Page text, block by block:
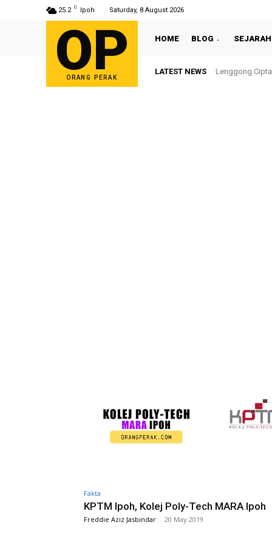
25.2 C Ipoh Saturday, 8 August 2026
OP
ORANG PERAK
HOME BLOG SEJARAH
LATEST NEWS Lenggong
Fakta
KPTM Ipoh, Kolej Poly-Tech MARA Ipoh
Freddie Aziz Jasbindar - 20 May 2019